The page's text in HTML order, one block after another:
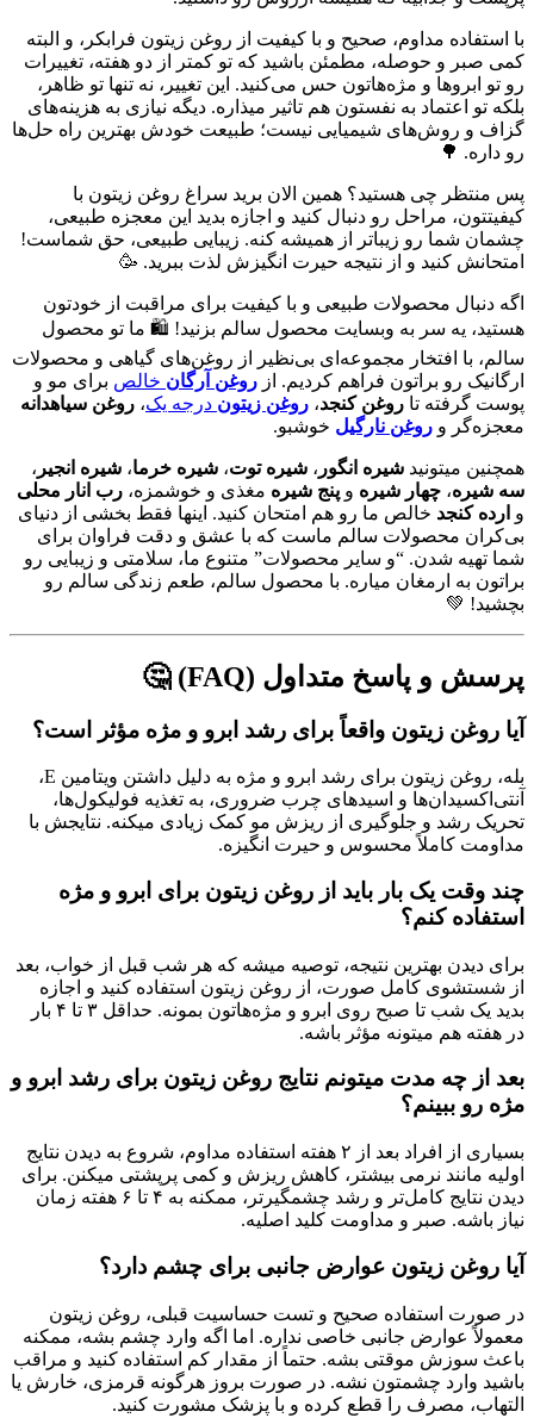
با استفاده مداوم، صحیح و با کیفیت از روغن زیتون فرابکر، و البته
کمی صبر و حوصله، مطمئن باشید که تو کمتر از دو هفته، تغییرات
رو تو ابروها و مژه‌هاتون حس می‌کنید. این تغییر، نه تنها تو ظاهر،
بلکه تو اعتماد به نفستون هم تاثیر میذاره. دیگه نیازی به هزینه‌های
گزاف و روش‌های شیمیایی نیست؛ طبیعت خودش بهترین راه حل‌ها
رو داره. 🌳
پس منتظر چی هستید؟ همین الان برید سراغ روغن زیتون با
کیفیتتون، مراحل رو دنبال کنید و اجازه بدید این معجزه طبیعی،
چشمان شما رو زیباتر از همیشه کنه. زیبایی طبیعی، حق شماست!
امتحانش کنید و از نتیجه حیرت انگیزش لذت ببرید. 🥳
اگه دنبال محصولات طبیعی و با کیفیت برای مراقبت از خودتون
هستید، یه سر به وبسایت محصول سالم بزنید! 🛍️ ما تو محصول
سالم، با افتخار مجموعه‌ای بی‌نظیر از روغن‌های گیاهی و محصولات
ارگانیک رو براتون فراهم کردیم. از روغن آرگان خالص برای مو و
پوست گرفته تا روغن کنجد، روغن زیتون درجه یک، روغن سیاهدانه
معجزه‌گر و روغن نارگیل خوشبو.
همچنین میتونید شیره انگور ، شیره توت، شیره خرما، شیره انجیر ،
سه شیره، چهار شیره و پنج شیره مغذی و خوشمزه، رب انار محلی
و ارده کنجد خالص ما رو هم امتحان کنید. اینها فقط بخشی از دنیای
بی‌کران محصولات سالم ماست که با عشق و دقت فراوان برای
شما تهیه شدن. “و سایر محصولات” متنوع ما، سلامتی و زیبایی رو
براتون به ارمغان میاره. با محصول سالم، طعم زندگی سالم رو
بچشید! 💚
پرسش و پاسخ متداول (FAQ) 🤔
آیا روغن زیتون واقعاً برای رشد ابرو و مژه مؤثر است؟
بله، روغن زیتون برای رشد ابرو و مژه به دلیل داشتن ویتامین E،
آنتی‌اکسیدان‌ها و اسیدهای چرب ضروری، به تغذیه فولیکول‌ها،
تحریک رشد و جلوگیری از ریزش مو کمک زیادی میکنه. نتایجش با
مداومت کاملاً محسوس و حیرت انگیزه.
چند وقت یک بار باید از روغن زیتون برای ابرو و مژه
استفاده کنم؟
برای دیدن بهترین نتیجه، توصیه میشه که هر شب قبل از خواب، بعد
از شستشوی کامل صورت، از روغن زیتون استفاده کنید و اجازه
بدید یک شب تا صبح روی ابرو و مژه‌هاتون بمونه. حداقل ۳ تا ۴ بار
در هفته هم میتونه مؤثر باشه.
بعد از چه مدت میتونم نتایج روغن زیتون برای رشد ابرو و
مژه رو ببینم؟
بسیاری از افراد بعد از ۲ هفته استفاده مداوم، شروع به دیدن نتایج
اولیه مانند نرمی بیشتر، کاهش ریزش و کمی پرپشتی میکنن. برای
دیدن نتایج کامل‌تر و رشد چشمگیرتر، ممکنه به ۴ تا ۶ هفته زمان
نیاز باشه. صبر و مداومت کلید اصلیه.
آیا روغن زیتون عوارض جانبی برای چشم دارد؟
در صورت استفاده صحیح و تست حساسیت قبلی، روغن زیتون
معمولاً عوارض جانبی خاصی نداره. اما اگه وارد چشم بشه، ممکنه
باعث سوزش موقتی بشه. حتماً از مقدار کم استفاده کنید و مراقب
باشید وارد چشمتون نشه. در صورت بروز هرگونه قرمزی، خارش یا
التهاب، مصرف را قطع کرده و با پزشک مشورت کنید.